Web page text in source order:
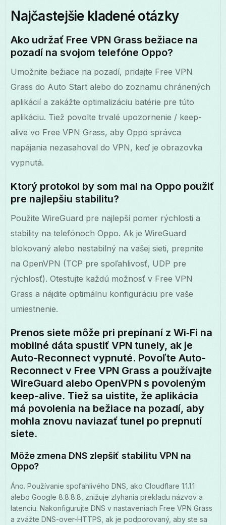
Najčastejšie kladené otázky
Ako udržať Free VPN Grass bežiace na
pozadí na svojom telefóne Oppo?
Umožnite bežiace na pozadí, pridajte Free VPN
Grass do Auto Start alebo do zoznamu chránených
aplikácií a zakážte optimalizáciu batérie pre túto
aplikáciu. Tiež povolte trvalé upozornenie / keep-
alive vo Free VPN Grass, aby Oppo správca
napájania nezasahoval do VPN, keď je obrazovka
vypnutá.
Ktorý protokol by som mal na Oppo použiť
pre najlepšiu stabilitu?
Použite WireGuard pre najlepší pomer rýchlosti a
stability na telefónoch Oppo. Ak je WireGuard
blokovaný alebo nestabilný na vašej sieti, prepnite
na OpenVPN (TCP pre spoľahlivosť, UDP pre
rýchlosť). Otestujte každú možnosť v Free VPN
Grass a nájdite optimálnu konfiguráciu pre vaše
umiestnenie.
Prenos siete môže pri prepínaní z Wi‑Fi na
mobilné dáta spustiť VPN tunely, ak je
Auto-Reconnect vypnuté. Povoľte Auto-
Reconnect v Free VPN Grass a používajte
WireGuard alebo OpenVPN s povoleným
keep-alive. Tiež sa uistite, že aplikácia
má povolenia na bežiace na pozadí, aby
mohla znovu naviazať tunel po prepnutí
siete.
Môže zmena DNS zlepšiť stabilitu VPN na
Oppo?
Áno. Používanie spoľahlivého DNS, ako Cloudflare 1.1.1.1
alebo Google 8.8.8.8, znižuje zlyhania prekladu názvov a
latenciu. Nakonfigurujte DNS v nastaveniach Free VPN Grass
a zvážte DNS-over-HTTPS, ak je podporovaný, aby ste sa